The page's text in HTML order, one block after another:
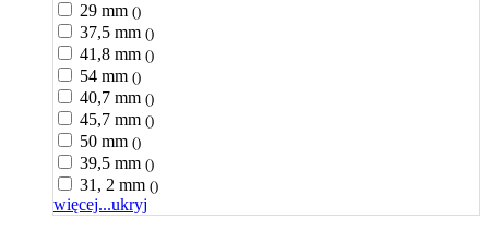
29 mm ()
37,5 mm ()
41,8 mm ()
54 mm ()
40,7 mm ()
45,7 mm ()
50 mm ()
39,5 mm ()
31, 2 mm ()
więcej...ukryj